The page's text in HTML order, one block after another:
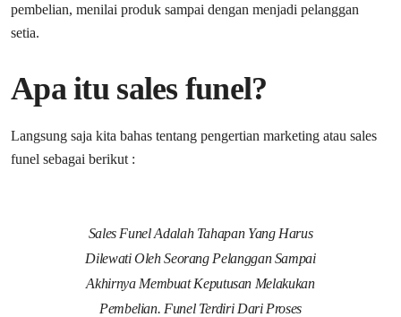
pembelian, menilai produk sampai dengan menjadi pelanggan
setia.
Apa itu sales funel?
Langsung saja kita bahas tentang pengertian marketing atau sales
funel sebagai berikut :
Sales Funel Adalah Tahapan Yang Harus
Dilewati Oleh Seorang Pelanggan Sampai
Akhirnya Membuat Keputusan Melakukan
Pembelian. Funel Terdiri Dari Proses